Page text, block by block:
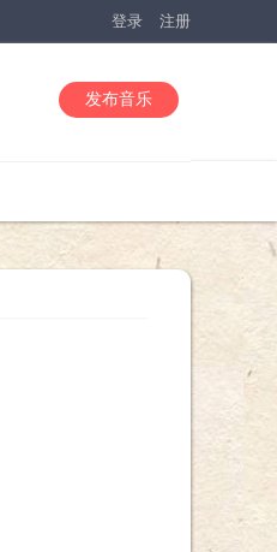
登录 注册
发布音乐